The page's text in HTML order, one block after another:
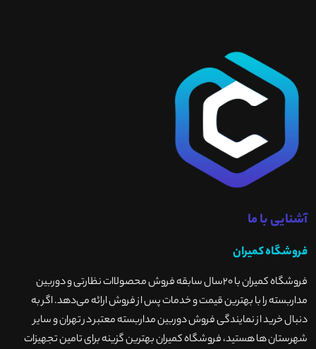
آشنایی با ما
فروشگاه کمیران
فروشگاه کمیران با ۲۰سال سابقه فروش محصولاات نظارتی و دوربین
مداربسته را با بهترین قیمت و خدمات پس از فروش ارائه می‌دهد. اگر به
دنبال خرید از نمایندگی فروش دوربین مداربسته معتبر در تهران و سایر
شهرستان ها هستید، فروشگاه کمیران بهترین گزینه برای تامین تجهیزات